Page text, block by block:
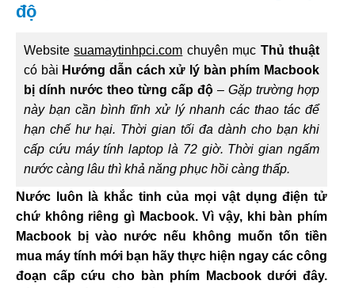
độ
Websitesuamaytinhpci.com chuyên mục Thủ thuật
có bài Hướng dẫn cách xử lý bàn phím Macbook
bị dính nước theo từng cấp độ – Gặp trường hợp
này bạn cần bình tĩnh xử lý nhanh các thao tác để
hạn chế hư hại. Thời gian tối đa dành cho bạn khi
cấp cứu máy tính laptop là 72 giờ. Thời gian ngấm
nước càng lâu thì khả năng phục hồi càng thấp.
Nước luôn là khắc tinh của mọi vật dụng điện tử
chứ không riêng gì Macbook. Vì vậy, khi bàn phím
Macbook bị vào nước nếu không muốn tốn tiền
mua máy tính mới bạn hãy thực hiện ngay các công
đoạn cấp cứu cho bàn phím Macbook dưới đây.